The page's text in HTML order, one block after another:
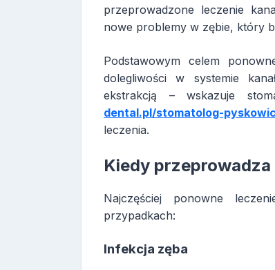
przeprowadzone leczenie
nowe problemy w zębie, który
Podstawowym celem
dolegliwości w systemie
ekstrakcją – wskazuje
dental.pl/stomatolog-
leczenia.
Kiedy
Najczęściej ponowne
przypadkach:
Infekcja zęba